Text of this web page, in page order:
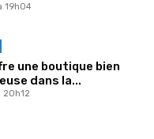
19h04
une boutique bien
dans la...
20h12